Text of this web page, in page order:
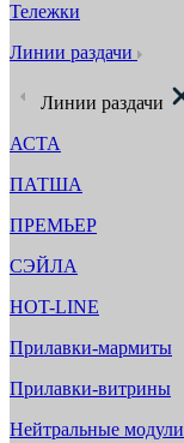
Тележки
Линии раздачи
Линии раздачи
АСТА
ПАТША
ПРЕМЬЕР
СЭЙЛА
HOT-LINE
Прилавки-мармиты
Прилавки-витрины
Нейтральные модули